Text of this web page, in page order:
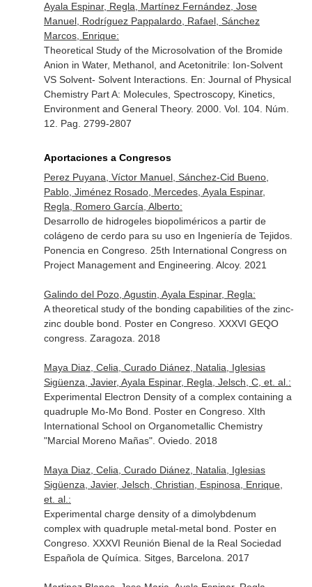
Ayala Espinar, Regla, Martínez Fernández, Jose
Manuel, Rodríguez Pappalardo, Rafael, Sánchez
Marcos, Enrique:
Theoretical Study of the Microsolvation of the Bromide
Anion in Water, Methanol, and Acetonitrile: Ion-Solvent
VS Solvent- Solvent Interactions. En: Journal of Physical
Chemistry Part A: Molecules, Spectroscopy, Kinetics,
Environment and General Theory. 2000. Vol. 104. Núm.
12. Pag. 2799-2807
Aportaciones a Congresos
Perez Puyana, Víctor Manuel, Sánchez-Cid Bueno,
Pablo, Jiménez Rosado, Mercedes, Ayala Espinar,
Regla, Romero García, Alberto:
Desarrollo de hidrogeles biopoliméricos a partir de
colágeno de cerdo para su uso en Ingeniería de Tejidos.
Ponencia en Congreso. 25th International Congress on
Project Management and Engineering. Alcoy. 2021
Galindo del Pozo, Agustin, Ayala Espinar, Regla:
A theoretical study of the bonding capabilities of the zinc-
zinc double bond. Poster en Congreso. XXXVI GEQO
congress. Zaragoza. 2018
Maya Diaz, Celia, Curado Diánez, Natalia, Iglesias
Sigüenza, Javier, Ayala Espinar, Regla, Jelsch, C, et. al.:
Experimental Electron Density of a complex containing a
quadruple Mo-Mo Bond. Poster en Congreso. XIth
International School on Organometallic Chemistry
"Marcial Moreno Mañas". Oviedo. 2018
Maya Diaz, Celia, Curado Diánez, Natalia, Iglesias
Sigüenza, Javier, Jelsch, Christian, Espinosa, Enrique,
et. al.:
Experimental charge density of a dimolybdenum
complex with quadruple metal-metal bond. Poster en
Congreso. XXXVI Reunión Bienal de la Real Sociedad
Española de Química. Sitges, Barcelona. 2017